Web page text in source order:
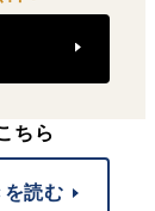
ちら
を読む